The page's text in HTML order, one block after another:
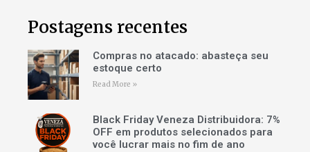
Postagens recentes
Compras no atacado: abasteça seu
estoque certo
Read More »
Black Friday Veneza Distribuidora: 7%
OFF em produtos selecionados para
você lucrar mais no fim de ano